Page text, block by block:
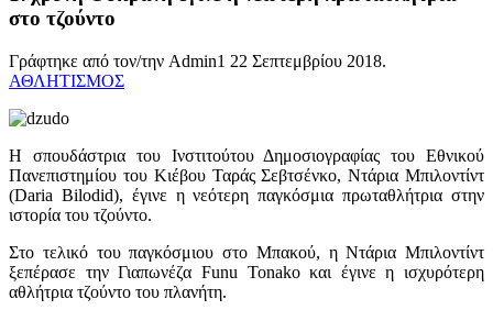
στο τζούντο
Γράφτηκε από τον/την Admin1 22 Σεπτεμβρίου 2018.
ΑΘΛΗΤΙΣΜΟΣ
Η σπουδάστρια του Ινστιτούτου Δημοσιογραφίας του Εθνικού
Πανεπιστημίου του Κιέβου Ταράς Σεβτσένκο, Ντάρια Μπιλοντίντ
(Daria Bilodid), έγινε η νεότερη παγκόσμια πρωταθλήτρια στην
ιστορία του τζούντο.
Στο τελικό του παγκόσμιου στο Μπακού, η Ντάρια Μπιλοντίντ
ξεπέρασε την Γιαπωνέζα Funu Tonako και έγινε η ισχυρότερη
αθλήτρια τζούντο του πλανήτη.